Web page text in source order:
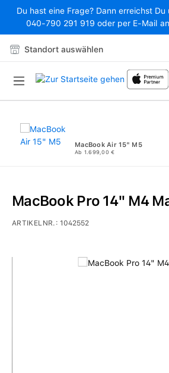
Zum Hauptinhalt springen
Du hast eine Frage? Dann erreichst
040-790 291 919 oder per E-Mail
Standort auswählen
MacBook Air 15" M5
Ab 1.699,00 €
Bildergalerie überspringen
MacBook Pro 14" M4
ARTIKELNR.:1042552